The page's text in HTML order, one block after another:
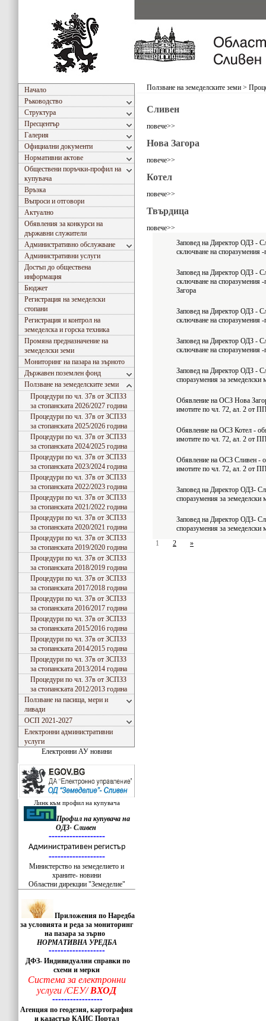
Начало
Ръководство
Структура
Пресцентър
Галерия
Официални документи
Нормативни актове
Обществени поръчки-профил на
купувача
Връзка
Въпроси и отговори
Актуално
Обявления за конкурси на
държавни служители
Административно обслужване
Административни услуги
Достъп до обществена
информация
Бюджет
Регистрация на земеделски
стопани
Регистрация и контрол на
земеделска и горска техника
Промяна предназначение на
земеделски земи
Мониторинг на пазара на зърното
Държавен поземлен фонд
Ползване на земеделските земи
Процедури по чл. 37в от ЗСПЗЗ
за стопанската 2026/2027 година
Процедури по чл. 37в от ЗСПЗЗ
за стопанската 2025/2026 година
Процедури по чл. 37в от ЗСПЗЗ
за стопанската 2024/2025 година
Процедури по чл. 37в от ЗСПЗЗ
за стопанската 2023/2024 година
Процедури по чл. 37в от ЗСПЗЗ
за стопанската 2022/2023 година
Процедури по чл. 37в от ЗСПЗЗ
за стопанската 2021/2022 година
Процедури по чл. 37в от ЗСПЗЗ
за стопанската 2020/2021 година
Процедури по чл. 37в от ЗСПЗЗ
за стопанската 2019/2020 година
Процедури по чл. 37в от ЗСПЗЗ
за стопанската 2018/2019 година
Процедури по чл. 37в от ЗСПЗЗ
за стопанската 2017/2018 година
Процедури по чл. 37в от ЗСПЗЗ
за стопанската 2016/2017 година
Процедури по чл. 37в от ЗСПЗЗ
за стопанската 2015/2016 година
Процедури по чл. 37в от ЗСПЗЗ
за стопанската 2014/2015 година
Процедури по чл. 37в от ЗСПЗЗ
за стопанската 2013/2014 година
Процедури по чл. 37в от ЗСПЗЗ
за стопанската 2012/2013 година
Ползване на пасища, мери и
ливади
ОСП 2021-2027
Електронни административни
услуги
Електронни АУ новини
Линк към профил на купувача
Профил на купувача на
ОДЗ- Сливен
-------------------
Административен регистър
-------------------
Министерство на земеделието и
храните- новини
Областни дирекции "Земеделие"
Приложения по Наредба
за условията и реда за мониторинг
на пазара за зърно
НОРМАТИВНА УРЕДБА
-------------------
ДФЗ- Индивидуални справки по
схеми и мерки
Система за електронни
услуги /СЕУ/ВХОД
-----------------
Агенция по геодезия, картография
и кадастър КАИС Портал
Ползване на земеделските земи >
Сливен
повече>>
Нова Загора
повече>>
Котел
повече>>
Твърдица
повече>>
Заповед на Директор ОДЗ -
сключване на споразумения
Заповед на Директор ОДЗ -
сключване на споразумения
Загора
Заповед на Директор ОДЗ -
сключване на споразумения
Заповед на Директор ОДЗ -
сключване на споразумения
Заповед на Директор ОДЗ -
споразумения за
Обявление на ОСЗ Нова
имотите по чл. 72, ал. 2 от
Обявление на ОСЗ Котел -
имотите по чл. 72, ал. 2 от
Обявление на ОСЗ Сливен -
имотите по чл. 72, ал. 2 от
Заповед на Директор ОДЗ-
споразумения за
Заповед на Директор ОДЗ-
споразумения за
1
2 »
Съгласно Закона за въвеждане на еврото в РБългария, ОДЗ- Сливен ще превалутира